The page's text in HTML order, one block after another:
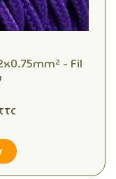
- Fil